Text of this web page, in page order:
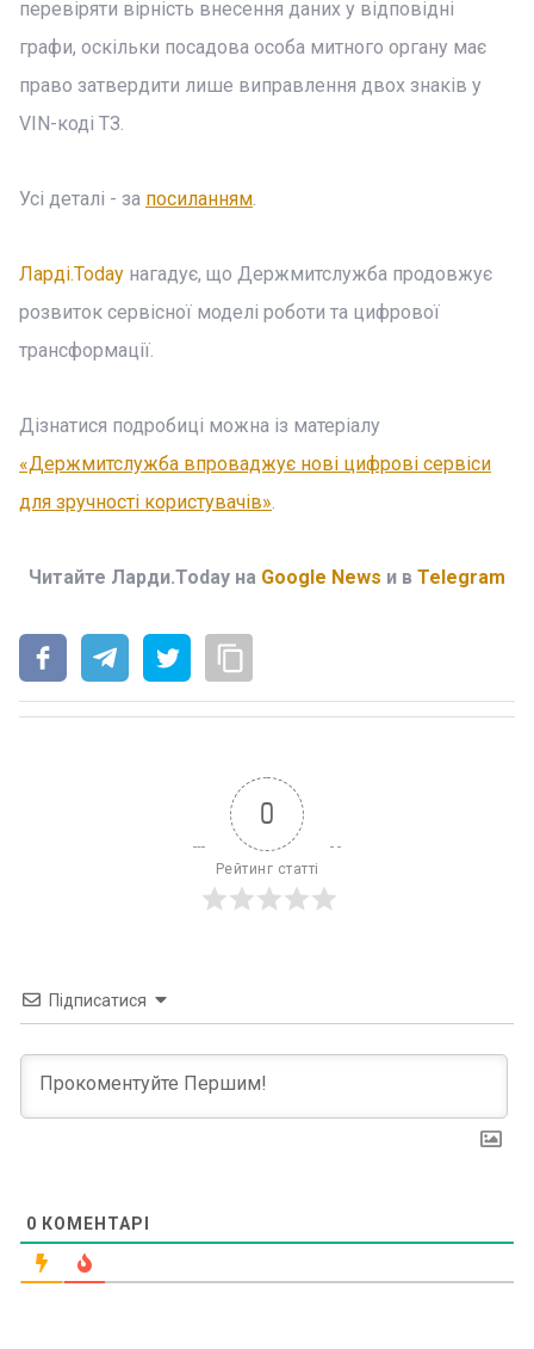
перевіряти вірність внесення даних у відповідні
графи, оскільки посадова особа митного органу має
право затвердити лише виправлення двох знаків у
VIN-коді ТЗ.
Усі деталі - за посиланням.
Ларді.Today нагадує, що Держмитслужба продовжує
розвиток сервісної моделі роботи та цифрової
трансформації.
Дізнатися подробиці можна із матеріалу
«Держмитслужба впроваджує нові цифрові сервіси
для зручності користувачів».
Читайте Ларди.Today на Google News и в Telegram
0
Рейтинг статті
Підписатися
0 КОМЕНТАРІ